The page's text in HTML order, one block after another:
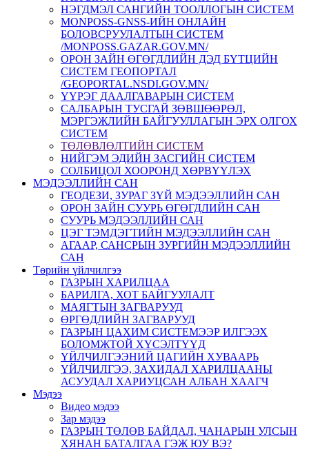
НЭГДМЭЛ САНГИЙН ТООЛЛОГЫН СИСТЕМ
MONPOSS-GNSS-ИЙН ОНЛАЙН
БОЛОВСРУУЛАЛТЫН СИСТЕМ
/MONPOSS.GAZAR.GOV.MN/
ОРОН ЗАЙН ӨГӨГДЛИЙН ДЭД БҮТЦИЙН
СИСТЕМ ГЕОПОРТАЛ
/GEOPORTAL.NSDI.GOV.MN/
ҮҮРЭГ ДААЛГАВАРЫН СИСТЕМ
CАЛБАРЫН ТУСГАЙ ЗӨВШӨӨРӨЛ,
МЭРГЭЖЛИЙН БАЙГУУЛЛАГЫН ЭРХ ОЛГОХ
СИСТЕМ
ТӨЛӨВЛӨЛТИЙН СИСТЕМ
НИЙГЭМ ЭДИЙН ЗАСГИЙН СИСТЕМ
СОЛБИЦОЛ ХООРОНД ХӨРВҮҮЛЭХ
МЭДЭЭЛЛИЙН САН
ГЕОДЕЗИ, ЗУРАГ ЗҮЙ МЭДЭЭЛЛИЙН САН
ОРОН ЗАЙН СУУРЬ ӨГӨГДЛИЙН САН
СУУРЬ МЭДЭЭЛЛИЙН САН
ЦЭГ ТЭМДЭГТИЙН МЭДЭЭЛЛИЙН САН
АГААР, САНСРЫН ЗУРГИЙН МЭДЭЭЛЛИЙН
САН
Төрийн үйлчилгээ
ГАЗРЫН ХАРИЛЦАА
БАРИЛГА, ХОТ БАЙГУУЛАЛТ
МАЯГТЫН ЗАГВАРУУД
ӨРГӨДЛИЙН ЗАГВАРУУД
ГАЗРЫН ЦАХИМ СИСТЕМЭЭР ИЛГЭЭХ
БОЛОМЖТОЙ ХҮСЭЛТҮҮД
ҮЙЛЧИЛГЭЭНИЙ ЦАГИЙН ХУВААРЬ
ҮЙЛЧИЛГЭЭ, ЗАХИДАЛ ХАРИЛЦААНЫ
АСУУДАЛ ХАРИУЦСАН АЛБАН ХААГЧ
Мэдээ
Видео мэдээ
Зар мэдээ
ГАЗРЫН ТӨЛӨВ БАЙДАЛ, ЧАНАРЫН УЛСЫН
ХЯНАН БАТАЛГАА ГЭЖ ЮУ ВЭ?